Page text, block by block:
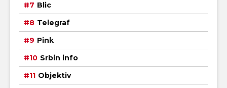
Blic
Telegraf
Pink
Srbin info
Objektiv